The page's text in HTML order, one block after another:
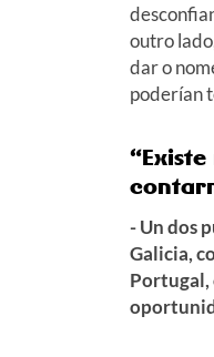
outro
dar o
poderían
- Un dos
Galicia,
Portugal,